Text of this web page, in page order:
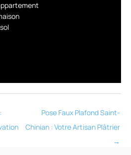
Pose Faux Plafond Saint-
Chinian : Votre Artisan Plâtrier
→